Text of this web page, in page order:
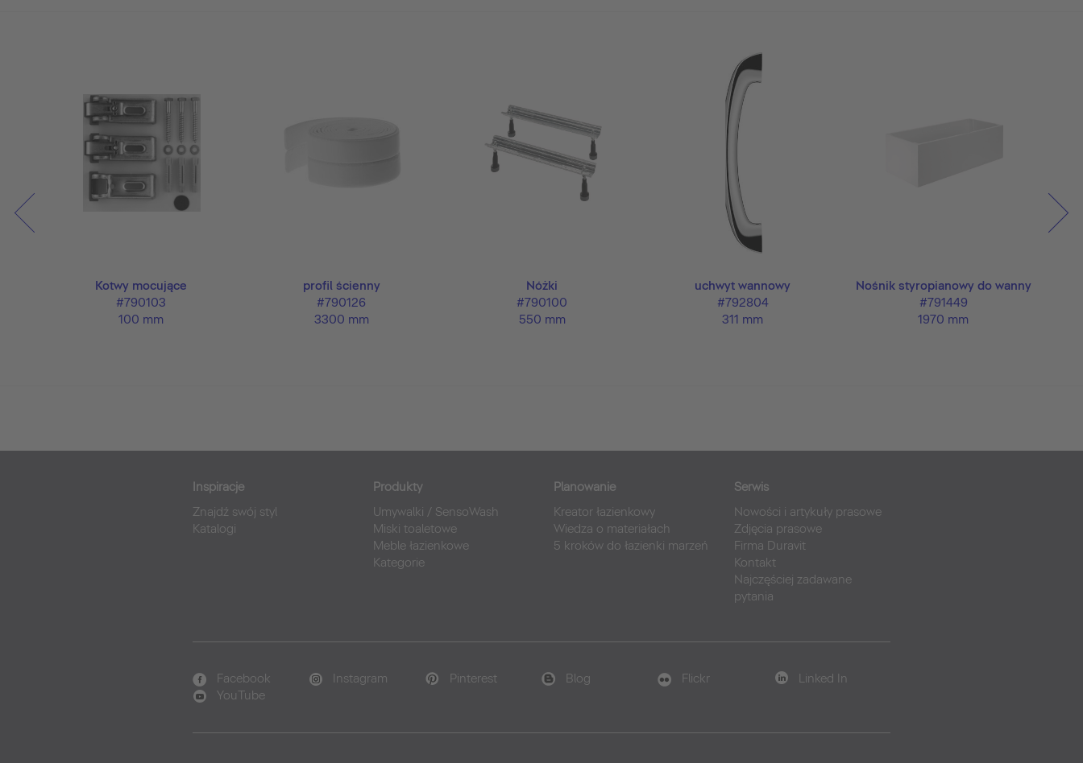
Kotwy mocujące
#790103
100 mm
profil ścienny
#790126
3300 mm
Nóżki
#790100
550 mm
uchwyt wannowy
#792804
311 mm
Nośnik styropianowy do wanny
#791449
1970 mm
Inspiracje
Znajdź swój styl
Katalogi
Produkty
Umywalki / SensoWash
Miski toaletowe
Meble łazienkowe
Kategorie
Planowanie
Kreator łazienkowy
Wiedza o materiałach
5 kroków do łazienki marzeń
Serwis
Nowości i artykuły prasowe
Zdjęcia prasowe
Firma Duravit
Kontakt
Najczęściej zadawane
pytania
Facebook Instagram Pinterest Blog Flickr
Linked In
YouTube